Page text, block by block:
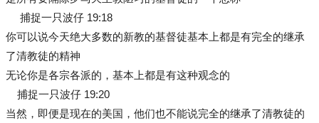
捕捉一只波仔 19:18
你可以说今天绝大多数的新教的基督徒基本上都是有完全的继承
了清教徒的精神
无论你是各宗各派的，基本上都是有这种观念的
捕捉一只波仔 19:20
当然，即便是现在的美国，他们也不能说完全的继承了清教徒的